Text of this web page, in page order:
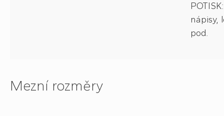
POTISK:
nápisy,
pod.
Mezní rozměry